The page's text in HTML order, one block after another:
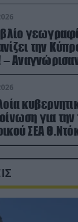
την
–
(φωτο)
για
ΣΕΑ
φαρσέρ